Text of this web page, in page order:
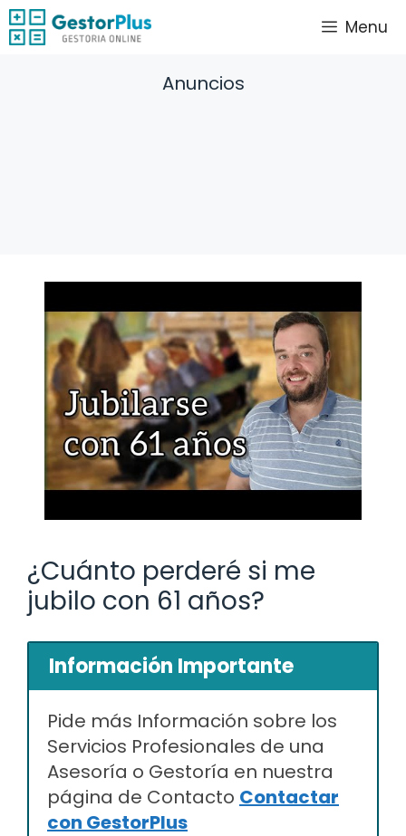
Saltar
al
Menu
Anuncios
¿Cuánto perderé si me
jubilo con 61 años?
Información Importante
Pide más Información sobre los
Servicios Profesionales de una
Asesoría o Gestoría en nuestra
página de Contacto Contactar
con GestorPlus